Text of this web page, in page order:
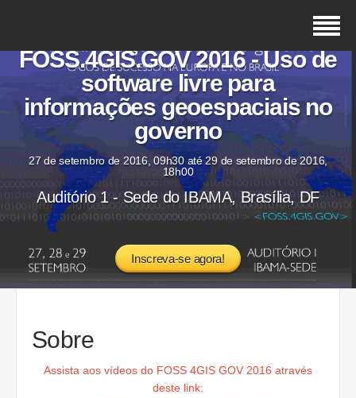
FOSS.4GIS.GOV 2016 - Uso de
software livre para
informações geoespaciais no
governo
27 de setembro de 2016, 09h30 até 29 de setembro de 2016,
18h00
Auditório 1 - Sede do IBAMA, Brasília, DF
Inscreva-se agora!
Sobre
Assista aos vídeos do FOSS 4GIS GOV 2016 através
deste link: